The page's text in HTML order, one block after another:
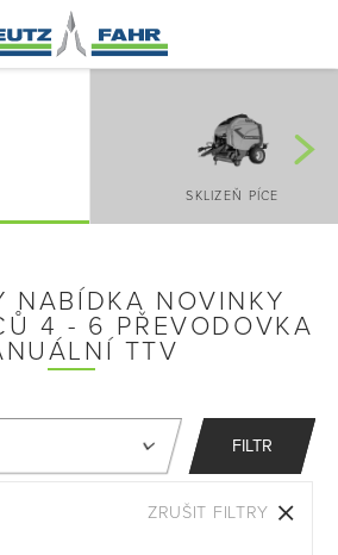
SKLIZEŇ PÍCE
NABÍDKA NOVINKY
4 - 6 PŘEVODOVKA
TTV
FILTR
ZRUŠIT FILTRY